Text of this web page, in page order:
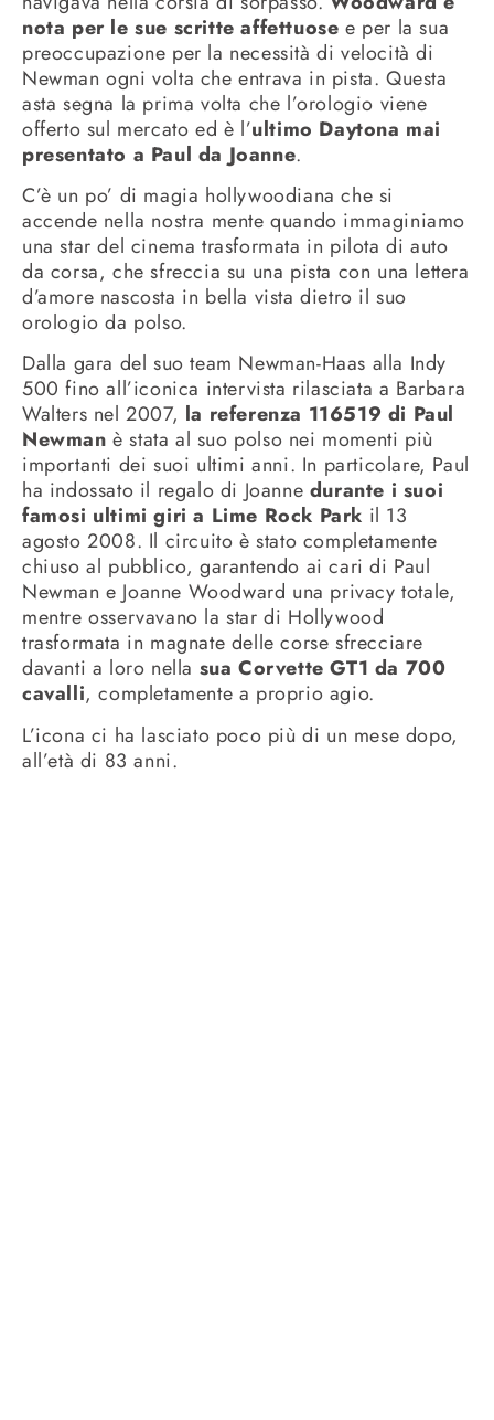
nota per le sue scritte affettuose e per la sua
preoccupazione per la necessità di velocità di
Newman ogni volta che entrava in pista. Questa
asta segna la prima volta che l’orologio viene
offerto sul mercato ed è l’ultimo Daytona mai
presentato a Paul da Joanne.
C’è un po’ di magia hollywoodiana che si
accende nella nostra mente quando immaginiamo
una star del cinema trasformata in pilota di auto
da corsa, che sfreccia su una pista con una lettera
d’amore nascosta in bella vista dietro il suo
orologio da polso.
Dalla gara del suo team Newman-Haas alla Indy
500 fino all’iconica intervista rilasciata a Barbara
Walters nel 2007, la referenza 116519 di Paul
Newman è stata al suo polso nei momenti più
importanti dei suoi ultimi anni. In particolare, Paul
ha indossato il regalo di Joanne durante i suoi
famosi ultimi giri a Lime Rock Park il 13
agosto 2008. Il circuito è stato completamente
chiuso al pubblico, garantendo ai cari di Paul
Newman e Joanne Woodward una privacy totale,
mentre osservavano la star di Hollywood
trasformata in magnate delle corse sfrecciare
davanti a loro nella sua Corvette GT1 da 700
cavalli, completamente a proprio agio.
L’icona ci ha lasciato poco più di un mese dopo,
all’età di 83 anni.